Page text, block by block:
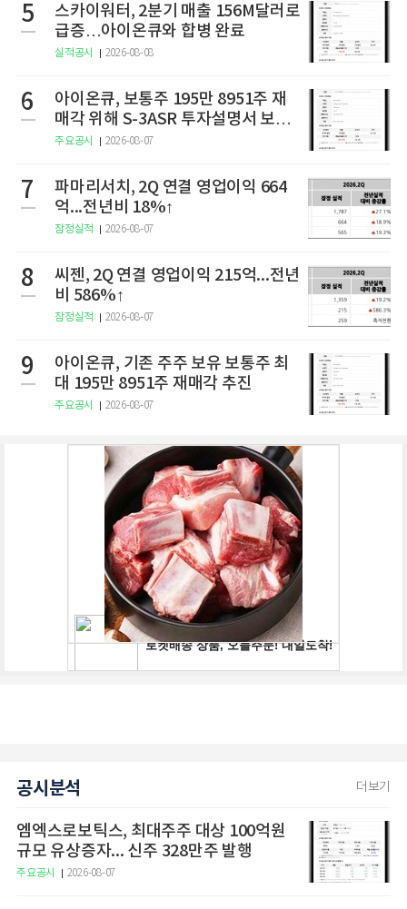
5
스카이워터, 2분기 매출 156M달러로
급증…아이온큐와 합병 완료
실적공시 2026-08-08
6
아이온큐, 보통주 195만 8951주 재
매각 위해 S-3ASR 투자설명서 보충
서 제출
주요공시 2026-08-07
7
파마리서치, 2Q 연결 영업이익 664
억...전년비 18%↑
잠정실적 2026-08-07
8
씨젠, 2Q 연결 영업이익 215억...전년
비 586%↑
잠정실적 2026-08-07
9
아이온큐, 기존 주주 보유 보통주 최
대 195만 8951주 재매각 추진
주요공시 2026-08-07
공시분석 더보기
엠엑스로보틱스, 최대주주 대상 100억원
규모 유상증자... 신주 328만주 발행
주요공시 2026-08-07